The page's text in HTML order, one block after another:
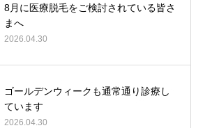
8月に医療脱毛をご検討されている皆さ
まへ
2026.04.30
ゴールデンウィークも通常通り診療し
ています
2026.04.30